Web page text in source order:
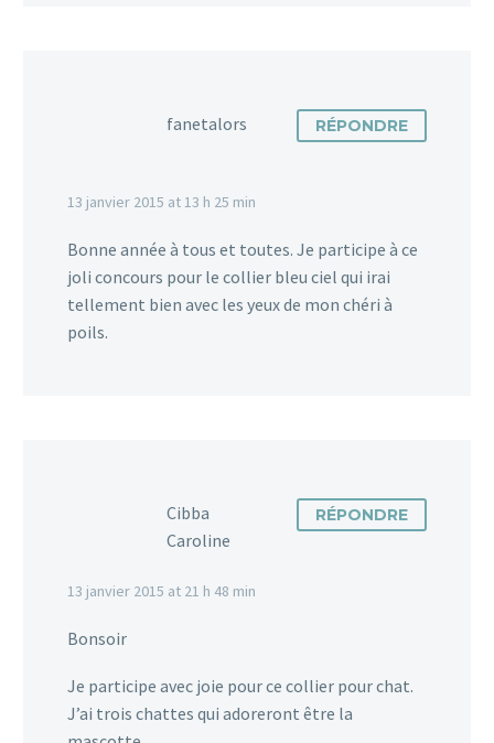
fanetalors
13 janvier 2015 at 13 h 25 min
RÉPONDRE
Bonne année à tous et toutes. Je participe à ce
joli concours pour le collier bleu ciel qui irai
tellement bien avec les yeux de mon chéri à
poils.
Cibba
Caroline
13 janvier 2015 at 21 h 48 min
RÉPONDRE
Bonsoir
Je participe avec joie pour ce collier pour chat.
J’ai trois chattes qui adoreront être la